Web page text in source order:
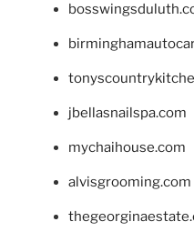
jbellasnailspa.com
mychaihouse.com
alvisgrooming.com